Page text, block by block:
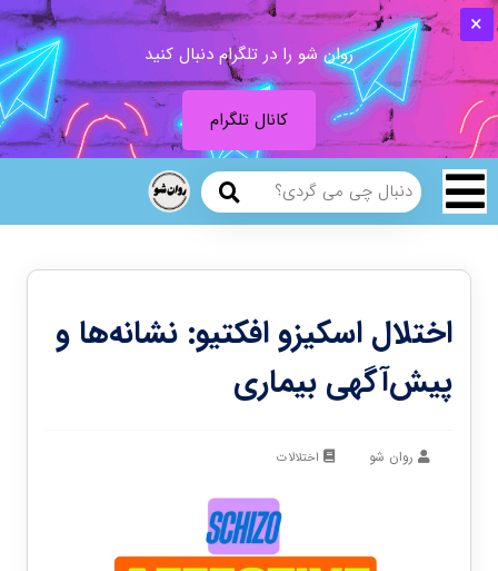
روان شو را در تلگرام دنبال کنید
کانال تلگرام
اختلال اسکیزو افکتیو: نشانه‌ها و
پیش‌آگهی بیماری
روان شو اختلالات